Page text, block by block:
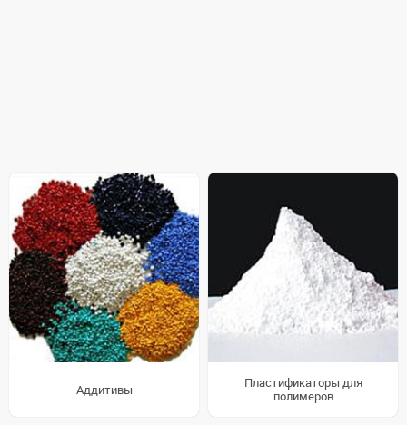
Аддитивы
Пластификаторы для
полимеров